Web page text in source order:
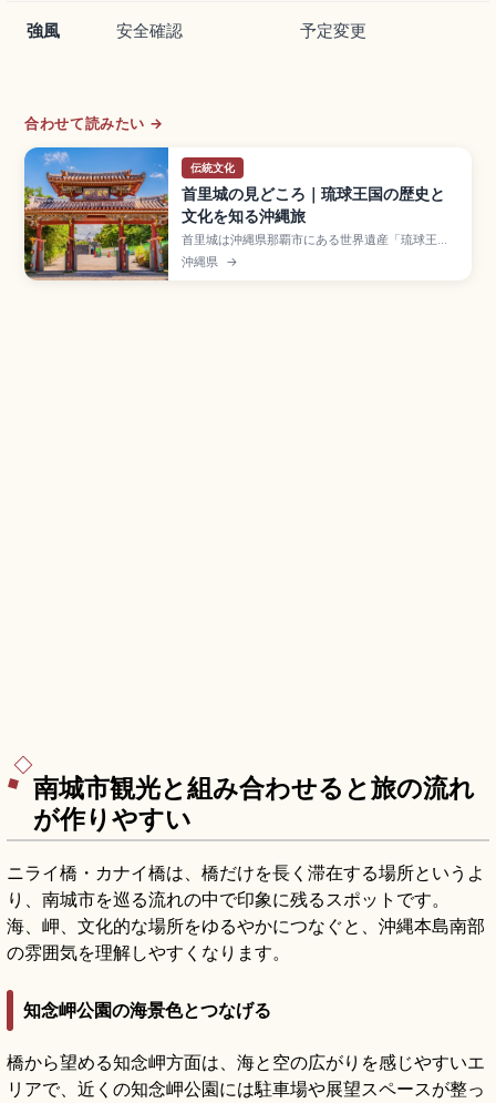
強風 安全確認 予定変更
合わせて読みたい →
伝統文化
首里城の見どころ｜琉球王国の歴史と
文化を知る沖縄旅
首里城は沖縄県那覇市にある世界遺産「琉球王国
のグスク及び関連遺産群」の構成資産で、約450
年間にわたり琉球王国の中心として栄えた王宮。
沖縄県 →
南城市観光と組み合わせると旅の流れ
が作りやすい
ニライ橋・カナイ橋は、橋だけを長く滞在する場所というよ
り、南城市を巡る流れの中で印象に残るスポットです。
海、岬、文化的な場所をゆるやかにつなぐと、沖縄本島南部
の雰囲気を理解しやすくなります。
知念岬公園の海景色とつなげる
橋から望める知念岬方面は、海と空の広がりを感じやすいエ
リアで、近くの知念岬公園には駐車場や展望スペースが整っ